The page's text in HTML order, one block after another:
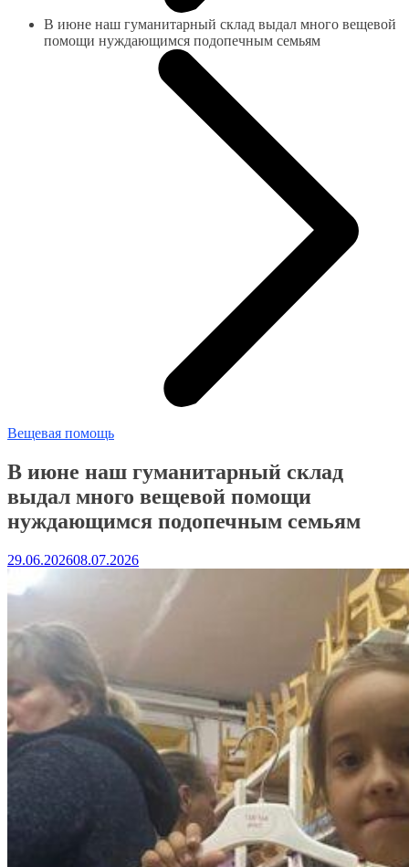
В июне наш гуманитарный склад выдал много вещевой
помощи нуждающимся подопечным семьям
Вещевая помощь
В июне наш гуманитарный склад
выдал много вещевой помощи
нуждающимся подопечным семьям
29.06.202608.07.2026